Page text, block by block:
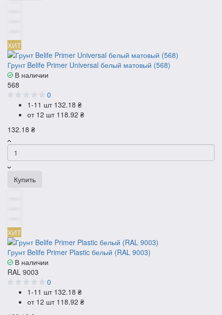
ХИТ
Грунт Belife Primer Universal белый матовый (568)
В наличии
568
0
1-11 шт 132.18 ₴
от 12 шт 118.92 ₴
132.18 ₴
Купить
ХИТ
Грунт Belife Primer Plastic белый (RAL 9003)
В наличии
RAL 9003
0
1-11 шт 132.18 ₴
от 12 шт 118.92 ₴